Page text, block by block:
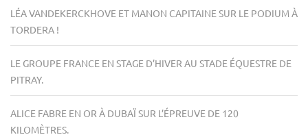
LÉA VANDEKERCKHOVE ET MANON CAPITAINE SUR LE PODIUM À
TORDERA !
LE GROUPE FRANCE EN STAGE D’HIVER AU STADE ÉQUESTRE DE
PITRAY.
ALICE FABRE EN OR À DUBAÏ SUR L’ÉPREUVE DE 120
KILOMÈTRES.